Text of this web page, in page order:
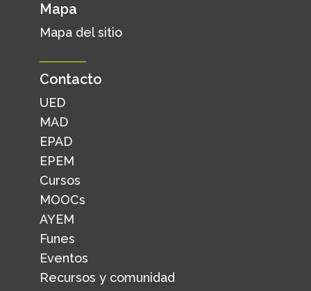
Mapa
Mapa del sitio
Contacto
UED
MAD
EPAD
EPEM
Cursos
MOOCs
AYEM
Funes
Eventos
Recursos y comunidad